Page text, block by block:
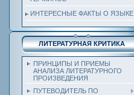
ИНТЕРЕСНЫЕ ФАКТЫ О ЯЗЫКЕ
ЛИТЕРАТУРНАЯ КРИТИКА
ПРИНЦИПЫ И ПРИЕМЫ
АНАЛИЗА ЛИТЕРАТУРНОГО
ПРОИЗВЕДЕНИЯ
ПУТЕВОДИТЕЛЬ ПО